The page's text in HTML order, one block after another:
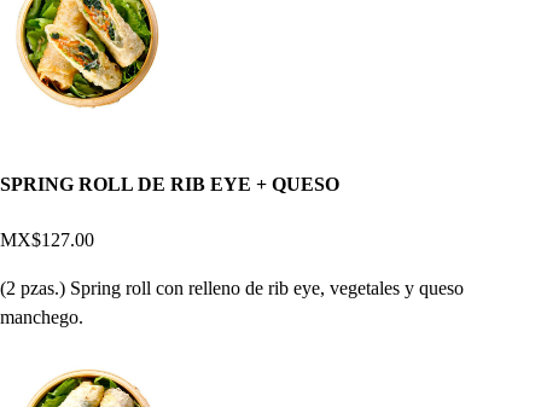
SPRING ROLL DE RIB EYE + QUESO
MX$127.00
(2 pzas.) Spring roll con relleno de rib eye, vegetales y queso
manchego.